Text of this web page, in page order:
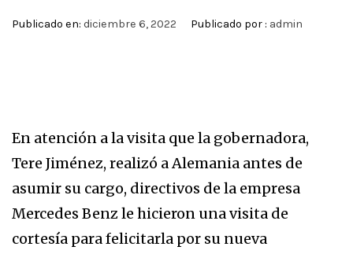
Publicado en: diciembre 6, 2022 Publicado por : admin
En atención a la visita que la gobernadora,
Tere Jiménez, realizó a Alemania antes de
asumir su cargo, directivos de la empresa
Mercedes Benz le hicieron una visita de
cortesía para felicitarla por su nueva